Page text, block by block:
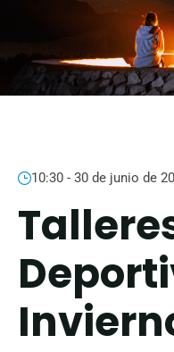
10:30 - 30 de junio de